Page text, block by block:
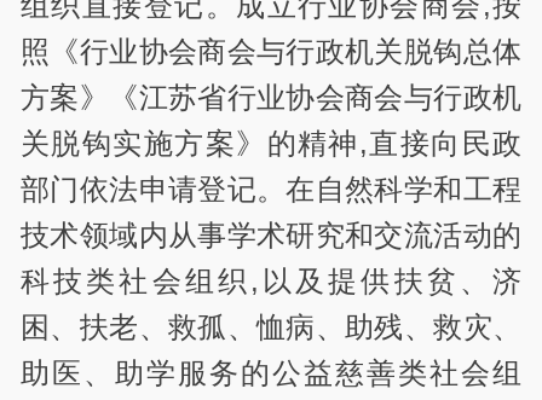
照《行业协会商会与行政机关脱钩总体
方案》《江苏省行业协会商会与行政机
关脱钩实施方案》的精神,直接向民政
部门依法申请登记。在自然科学和工程
技术领域内从事学术研究和交流活动的
科技类社会组织,以及提供扶贫、济
困、扶老、救孤、恤病、助残、救灾、
助医、助学服务的公益慈善类社会组